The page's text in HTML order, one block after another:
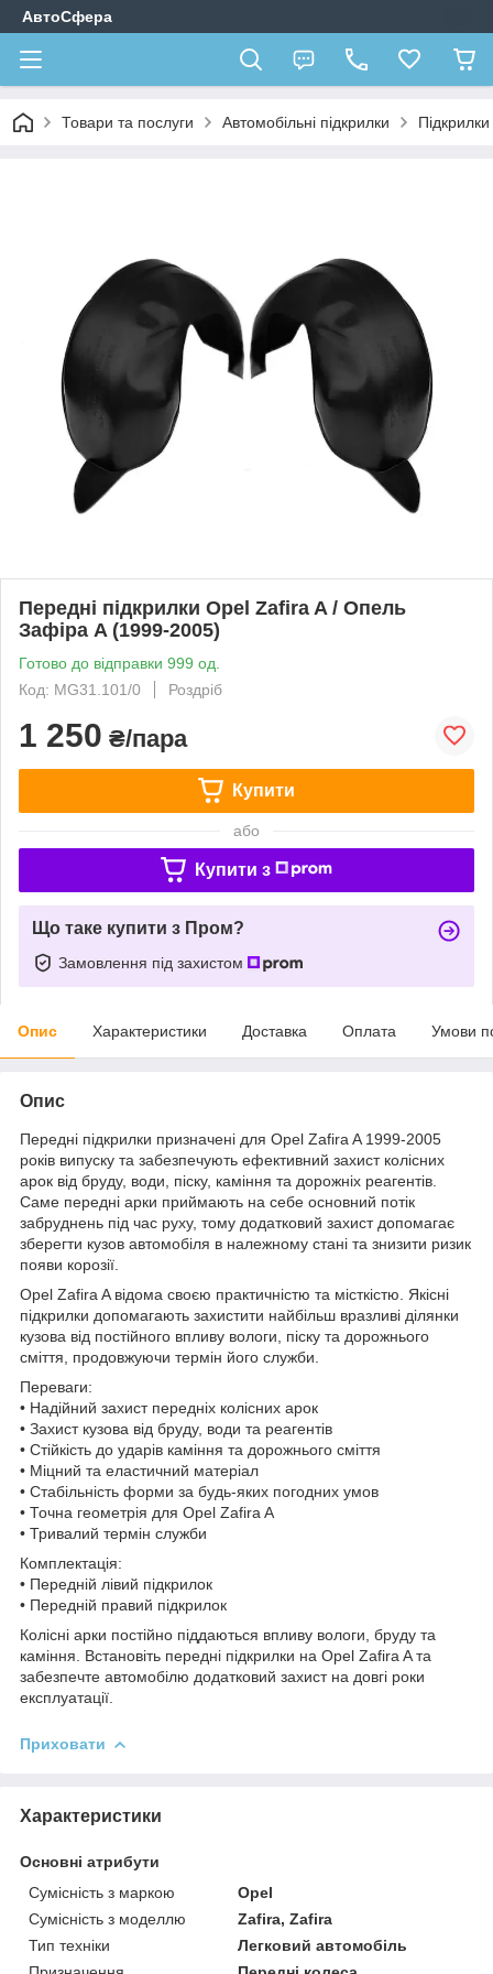
АвтоСфера
Товари та послуги Автомобільні підкрилки
Передні підкрилки Opel Zafira A / Опель
Зафіра A (1999-2005)
Готово до відправки 999 од.
Код: MG31.101/0
Роздріб
1 250 ₴/пара
Купити
або
Купити з
Що таке купити з Пром?
Замовлення під захистом
Опис Характеристики Доставка Оплата Умови
Опис
Передні підкрилки призначені для Opel Zafira A 1999-2005
років випуску та забезпечують ефективний захист колісних
арок від бруду, води, піску, каміння та дорожніх реагентів.
Саме передні арки приймають на себе основний потік
забруднень під час руху, тому додатковий захист допомагає
зберегти кузов автомобіля в належному стані та знизити ризик
появи корозії.
Opel Zafira A відома своєю практичністю та місткістю. Якісні
підкрилки допомагають захистити найбільш вразливі ділянки
кузова від постійного впливу вологи, піску та дорожнього
сміття, продовжуючи термін його служби.
Переваги:
• Надійний захист передніх колісних арок
• Захист кузова від бруду, води та реагентів
• Стійкість до ударів каміння та дорожнього сміття
• Міцний та еластичний матеріал
• Стабільність форми за будь-яких погодних умов
• Точна геометрія для Opel Zafira A
• Тривалий термін служби
Комплектація:
• Передній лівий підкрилок
• Передній правий підкрилок
Колісні арки постійно піддаються впливу вологи, бруду та
каміння. Встановіть передні підкрилки на Opel Zafira A та
забезпечте автомобілю додатковий захист на довгі роки
експлуатації.
Приховати
Характеристики
Основні атрибути
Сумісність з маркою
Opel
Сумісність з моделлю
Zafira, Zafira
Тип техніки
Легковий автомобіль